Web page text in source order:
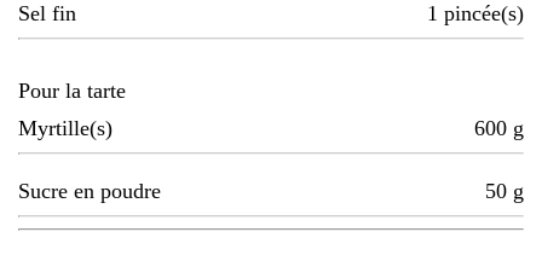
Sel fin 1 pincée(s)
Pour la tarte
Myrtille(s)
600 g
Sucre en poudre 50 g